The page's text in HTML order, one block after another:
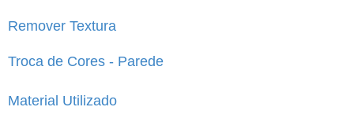
Remover Textura
Troca de Cores - Parede
Material Utilizado